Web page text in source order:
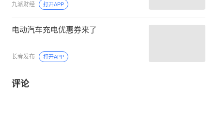
九派财经 打开APP
电动汽车充电优惠券来了
长春发布 打开APP
评论